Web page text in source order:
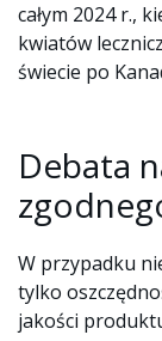
całym 2024 r.,
kwiatów
świecie po
Debata
W przypadku
tylko
jakości